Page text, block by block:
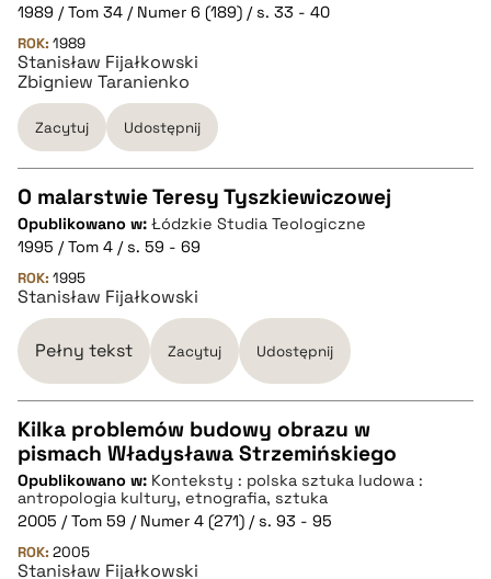
pobierz cytat
BIBTEX
pobierz cytat
1989 / Tom 34 / Numer 6 (189) / s. 33 - 40
ROK: 1989
Stanisław Fijałkowski
Zbigniew Taranienko
Zacytuj Udostępnij
CZYSTY TEKST
pobierz cytat
pobierz cytat
O malarstwie Teresy Tyszkiewiczowej
Opublikowano w: Łódzkie Studia Teologiczne
1995 / Tom 4 / s. 59 - 69
ROK: 1995
Stanisław Fijałkowski
Pełny tekst Zacytuj Udostępnij
CZYSTY TEKST
pobierz cytat
Kilka problemów budowy obrazu w
pismach Władysława Strzemińskiego
Opublikowano w: Konteksty : polska sztuka ludowa :
antropologia kultury, etnografia, sztuka
2005 / Tom 59 / Numer 4 (271) / s. 93 - 95
ROK: 2005
Stanisław Fijałkowski